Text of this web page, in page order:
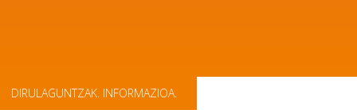
DIRULAGUNTZAK. INFORMAZIOA.